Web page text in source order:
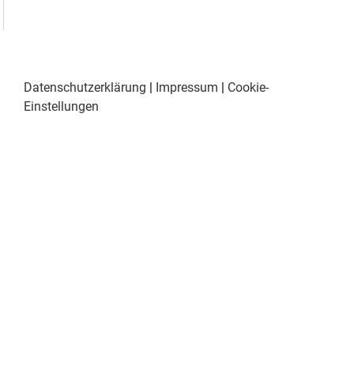
Datenschutzerklärung Impressum
Cookie-
Einstellungen